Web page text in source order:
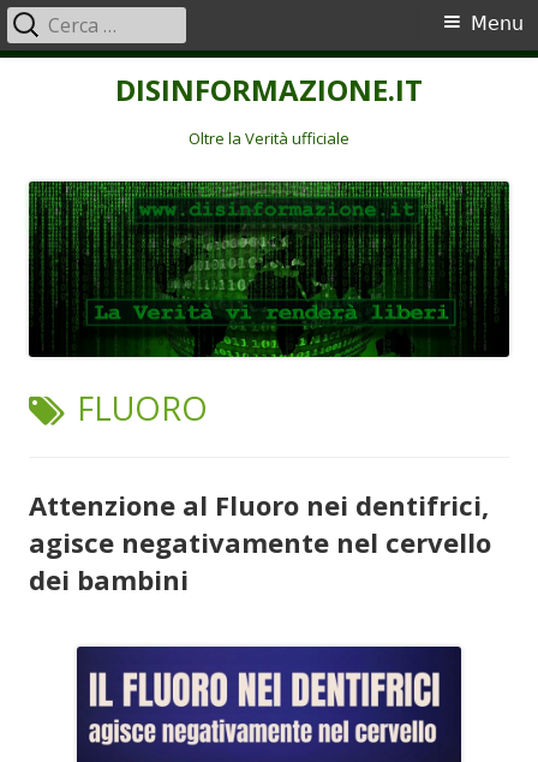
DISINFORMAZIONE.IT
Oltre la Verità ufficiale
Menu
principale
Menu
Ricerca
per:
TAG:
FLUORO
Attenzione al Fluoro nei dentifrici,
agisce negativamente nel cervello
dei bambini